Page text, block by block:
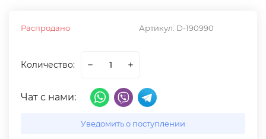
Артикул: D-190990
Распродано
Количество:
Чат с нами:
Уведомить о поступлении